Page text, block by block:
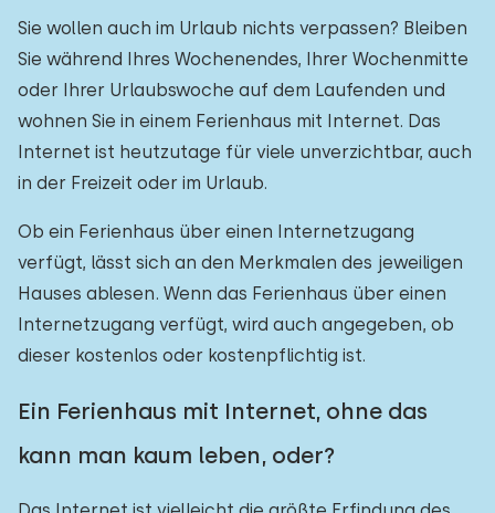
Sie wollen auch im Urlaub nichts verpassen? Bleiben
Sie während Ihres Wochenendes, Ihrer Wochenmitte
oder Ihrer Urlaubswoche auf dem Laufenden und
wohnen Sie in einem Ferienhaus mit Internet. Das
Internet ist heutzutage für viele unverzichtbar, auch
in der Freizeit oder im Urlaub.
Ob ein Ferienhaus über einen Internetzugang
verfügt, lässt sich an den Merkmalen des jeweiligen
Hauses ablesen. Wenn das Ferienhaus über einen
Internetzugang verfügt, wird auch angegeben, ob
dieser kostenlos oder kostenpflichtig ist.
Ein Ferienhaus mit Internet, ohne das
kann man kaum leben, oder?